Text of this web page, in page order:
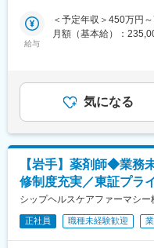
神経外科／整形外科／
膚科／泌尿器科／小児
■当社について：
保険薬局だけでなく、
ルディングスのグルー
働くことができます。
また、当社は次世代の
から在宅医療に取り組
ジネスとして十分な準
■やりがいは地域貢献：
寄駅：奥羽本線／大館
囲：会社の定める事業
給与
＜予定年収＞450万円
月額（基本給）：
当：5,000円賃金はあ
下する可能性がありま
す。
気になる
【岩手】薬剤師◆業務
修制度充実／東証プラ
シップヘルスケアファーマシー
正社員 職種未経験歓迎